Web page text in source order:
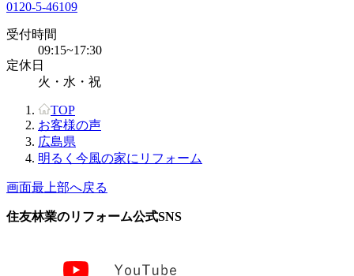
0120-5-46109
受付時間
09:15~17:30
定休日
火・水・祝
TOP
お客様の声
広島県
明るく今風の家にリフォーム
画面最上部へ戻る
住友林業のリフォーム公式SNS